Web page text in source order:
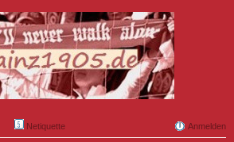
Netiquette Anmelden